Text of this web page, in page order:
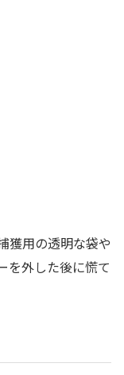
獲用の透明な袋や
を外した後に慌て